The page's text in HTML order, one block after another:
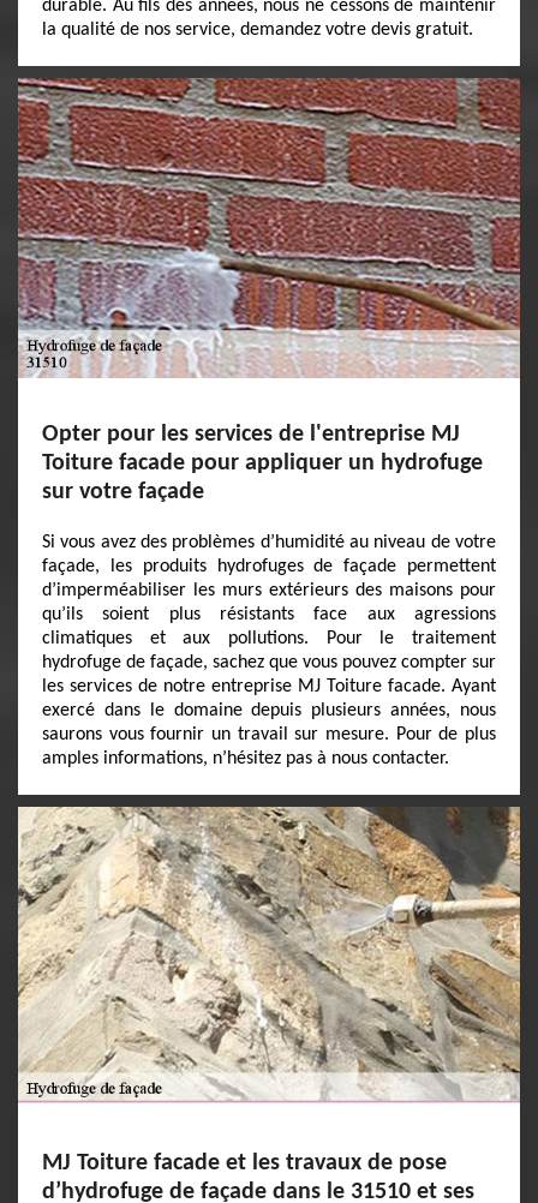
durable. Au fils des années, nous ne cessons de maintenir
la qualité de nos service, demandez votre devis gratuit.
Opter pour les services de l'entreprise MJ
Toiture facade pour appliquer un hydrofuge
sur votre façade
Si vous avez des problèmes d’humidité au niveau de votre
façade, les produits hydrofuges de façade permettent
d’imperméabiliser les murs extérieurs des maisons pour
qu’ils soient plus résistants face aux agressions
climatiques et aux pollutions. Pour le traitement
hydrofuge de façade, sachez que vous pouvez compter sur
les services de notre entreprise MJ Toiture facade. Ayant
exercé dans le domaine depuis plusieurs années, nous
saurons vous fournir un travail sur mesure. Pour de plus
amples informations, n’hésitez pas à nous contacter.
MJ Toiture facade et les travaux de pose
d’hydrofuge de façade dans le 31510 et ses